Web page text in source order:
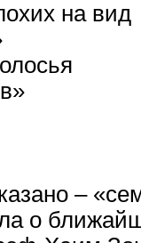
на вид
–
о